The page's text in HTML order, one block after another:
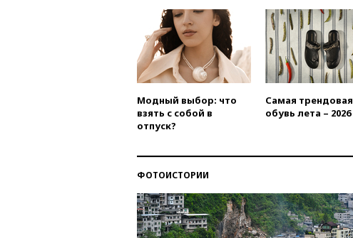
Модный выбор: что
взять с собой в
отпуск?
Самая трендовая
обувь лета – 2026
ФОТОИСТОРИИ